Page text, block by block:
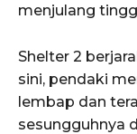
menjulang
Shelter 2
sini, pendaki
lembap dan
sesungguhnya